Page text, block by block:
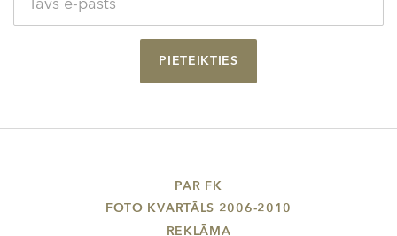
PIETEIKTIES
PAR FK
FOTO KVARTĀLS 2006-2010
REKLĀMA